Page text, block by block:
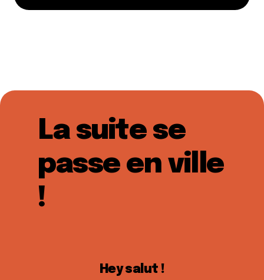
La suite se
passe en ville
!
Hey salut !